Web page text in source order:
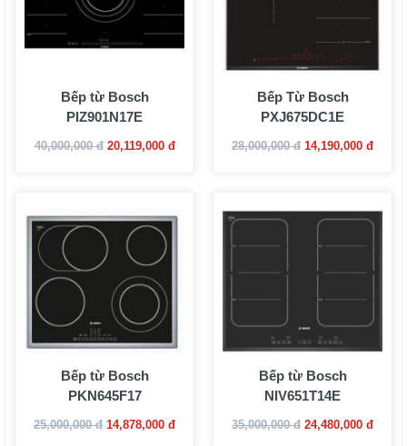
Bếp từ Bosch
PIZ901N17E
40,000,000 đ 20,119,000 đ
Bếp Từ Bosch
PXJ675DC1E
28,000,000 đ 14,190,000 đ
Bếp từ Bosch
PKN645F17
25,000,000 đ 14,878,000 đ
Bếp từ Bosch
NIV651T14E
35,000,000 đ 24,480,000 đ